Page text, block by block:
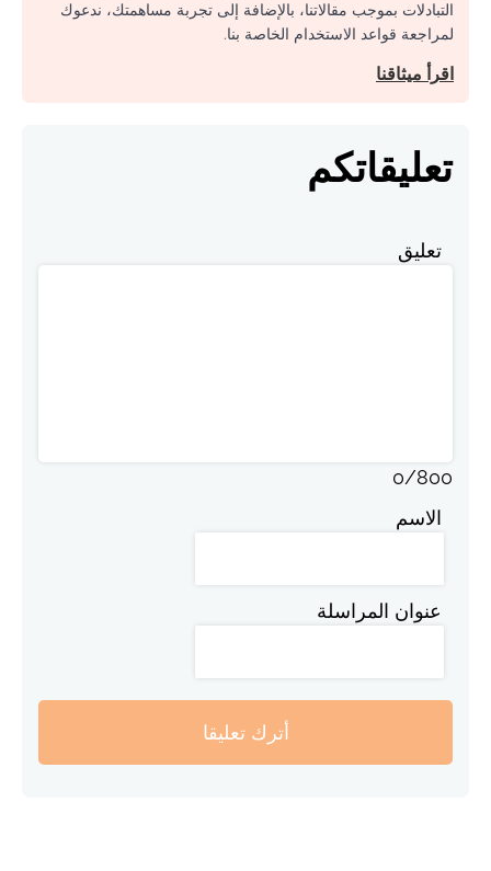
التبادلات بموجب مقالاتنا، بالإضافة إلى تجربة مساهمتك، ندعوك
لمراجعة قواعد الاستخدام الخاصة بنا.
اقرأ ميثاقنا
تعليقاتكم
تعليق
0/800
الاسم
عنوان المراسلة
أترك تعليقا